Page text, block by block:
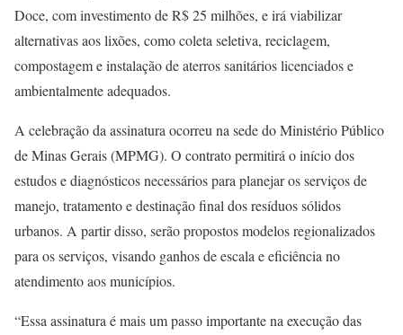
Doce, com investimento de R$ 25 milhões, e irá viabilizar
alternativas aos lixões, como coleta seletiva, reciclagem,
compostagem e instalação de aterros sanitários licenciados e
ambientalmente adequados.
A celebração da assinatura ocorreu na sede do Ministério Público
de Minas Gerais (MPMG). O contrato permitirá o início dos
estudos e diagnósticos necessários para planejar os serviços de
manejo, tratamento e destinação final dos resíduos sólidos
urbanos. A partir disso, serão propostos modelos regionalizados
para os serviços, visando ganhos de escala e eficiência no
atendimento aos municípios.
“Essa assinatura é mais um passo importante na execução das